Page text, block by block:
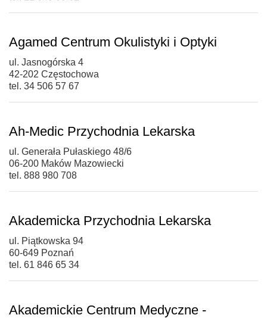
Agamed Centrum Okulistyki i Optyki
ul. Jasnogórska 4
42-202 Częstochowa
tel. 34 506 57 67
Ah-Medic Przychodnia Lekarska
ul. Generała Pułaskiego 48/6
06-200 Maków Mazowiecki
tel. 888 980 708
Akademicka Przychodnia Lekarska
ul. Piątkowska 94
60-649 Poznań
tel. 61 846 65 34
Akademickie Centrum Medyczne -